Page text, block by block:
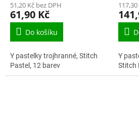
51,20 Kč bez DPH
61,90 Kč
Do košíku
Y pastelky trojhranné, Stitch
Pastel, 12 barev
Y
Stitch